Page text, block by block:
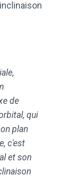
de
qui
plan
c'est
et son